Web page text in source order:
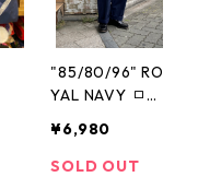
"85/80/96" RO
YAL NAVY ロイ
コンバットパン
ツ 紺 ミリタリ
¥6,980
SOLD OUT